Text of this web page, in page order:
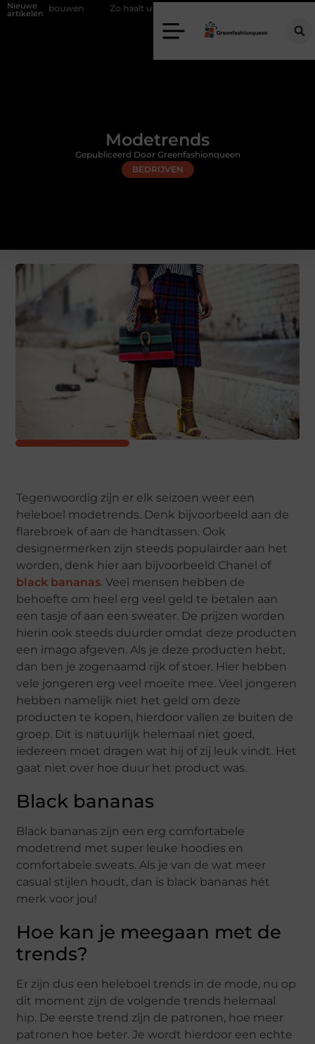
Nieuwe
artikelenZo haalt u echt vuur in huis zonder schoorsteen
Modetrends
BEDRIJVEN
Gepubliceerd Door Greenfashionqueen
Tegenwoordig zijn er elk seizoen weer een
heleboel modetrends. Denk bijvoorbeeld aan de
flarebroek of aan de handtassen. Ook
designermerken zijn steeds populairder aan het
worden, denk hier aan bijvoorbeeld Chanel of
black bananas. Veel mensen hebben de
behoefte om heel erg veel geld te betalen aan
een tasje of aan een sweater. De prijzen worden
hierin ook steeds duurder omdat deze producten
een imago afgeven. Als je deze producten hebt,
dan ben je zogenaamd rijk of stoer. Hier hebben
vele jongeren erg veel moeite mee. Veel jongeren
hebben namelijk niet het geld om deze
producten te kopen, hierdoor vallen ze buiten de
groep. Dit is natuurlijk helemaal niet goed,
iedereen moet dragen wat hij of zij leuk vindt. Het
gaat niet over hoe duur het product was.
Black bananas
Black bananas zijn een erg comfortabele
modetrend met super leuke hoodies en
comfortabele sweats. Als je van de wat meer
casual stijlen houdt, dan is black bananas hét
merk voor jou!
Hoe kan je meegaan met de
trends?
Er zijn dus een heleboel trends in de mode, nu op
dit moment zijn de volgende trends helemaal
hip. De eerste trend zijn de patronen, hoe meer
patronen hoe beter. Je wordt hierdoor een echte